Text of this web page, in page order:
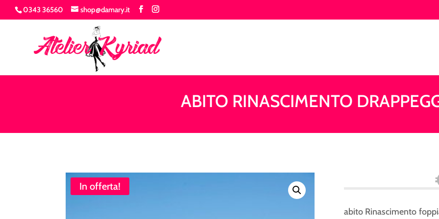
0343 36560 shop@damary.it
ABITO RINASCIMENTO
In offerta!
abito Rinascimento